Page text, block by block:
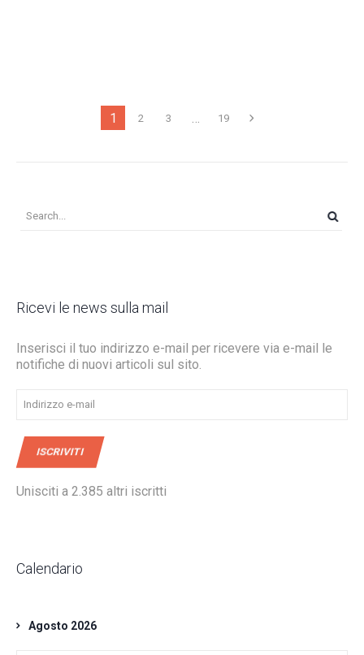
1 2 3 … 19
Ricevi le news sulla mail
Inserisci il tuo indirizzo e-mail per ricevere via e-mail le
notifiche di nuovi articoli sul sito.
Indirizzo
e-
ISCRIVITI
Unisciti a 2.385 altri iscritti
Calendario
Agosto 2026